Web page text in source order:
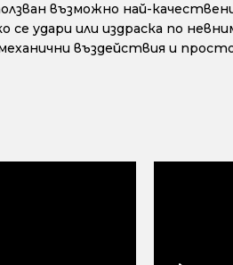
възможно най-
удари или издраска по
въздействия и